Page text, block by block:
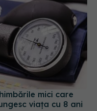
mici care
viața cu 8 ani